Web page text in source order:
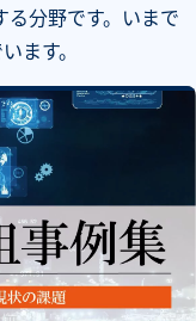
分野です。いまで
ます。